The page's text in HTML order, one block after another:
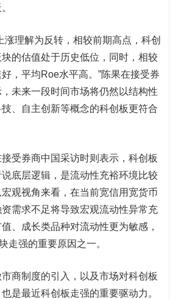
涨理解为反转，相较前期高点，科创
的估值处于历史低位，同时，相较
，平均Roe水平高。”陈果在接受券
未来一段时间市场将仍然以结构性
、自主创新等概念的科创板更符合
受券商中国采访时则表示，科创板
底层逻辑，是流动性充裕环境比较
观视角来看，在当前宽信用宽货币
需求不足将导致宏观流动性异常充
、成长类品种对流动性更为敏感，
走强的重要原因之一。
商制度的引入，以及市场对科创板
是最近科创板走强的重要驱动力 。